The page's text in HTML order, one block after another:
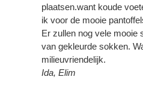
plaatsen.want koude
ik voor de mooie
Er zullen nog vele mooie
van gekleurde sokken.
milieuvriendelijk.
Ida, Elim